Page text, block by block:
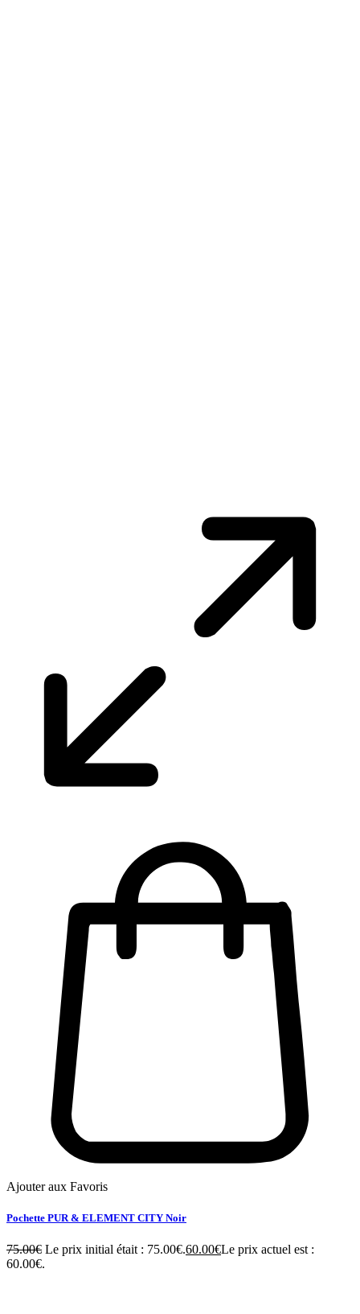
Ajouter aux Favoris
Pochette PUR & ELEMENT CITY Noir
75.00€ Le prix initial était : 75.00€.60.00€Le prix actuel est :
60.00€.